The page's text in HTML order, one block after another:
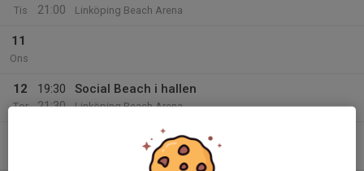
Tis
21:00
Linköping Beach Arena
11
Ons
12
Tor
19:30
21:30
Social Beach i hallen
Linköping Beach Arena